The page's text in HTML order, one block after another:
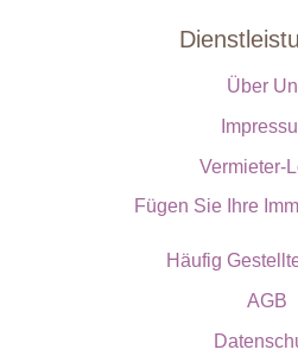
Über
Vermieter-
Fügen Sie Ihre
Häufig
AGB